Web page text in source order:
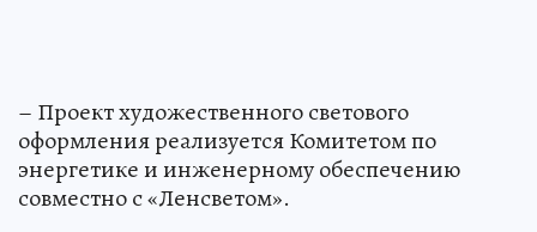
– Проект художественного светового
оформления реализуется Комитетом по
энергетике и инженерному обеспечению
совместно с «Ленсветом».